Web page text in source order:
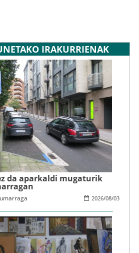
IRAKURRIENAK
da aparkaldi mugaturik
2026/08/03